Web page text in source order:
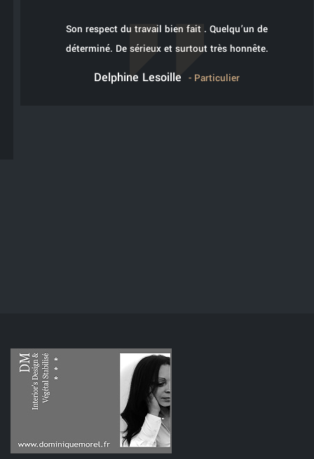
Son respect du travail bien fait . Quelqu’un de
déterminé. De sérieux et surtout très honnête.
Delphine Lesoille - Particulier